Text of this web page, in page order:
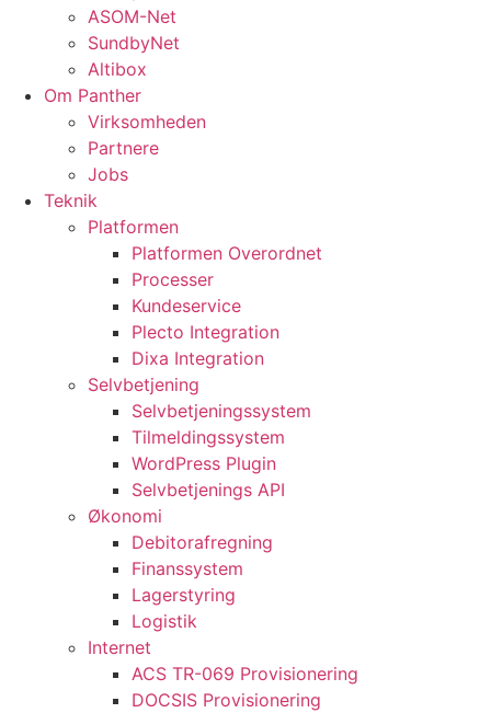
ASOM-Net
SundbyNet
Altibox
Om Panther
Virksomheden
Partnere
Jobs
Teknik
Platformen
Platformen Overordnet
Processer
Kundeservice
Plecto Integration
Dixa Integration
Selvbetjening
Selvbetjeningssystem
Tilmeldingssystem
WordPress Plugin
Selvbetjenings API
Økonomi
Debitorafregning
Finanssystem
Lagerstyring
Logistik
Internet
ACS TR-069 Provisionering
DOCSIS Provisionering